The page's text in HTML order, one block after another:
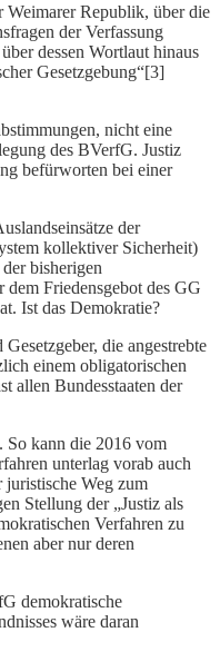
Weimarer Republik, über die
der Verfassung
dessen Wortlaut hinaus
Gesetzgebung“[3]
nicht eine
des BVerfG. Justiz
befürworten bei einer
der
kollektiver Sicherheit)
bisherigen
Friedensgebot des GG
Ist das Demokratie?
die angestrebte
einem obligatorischen
allen Bundesstaaten der
So kann die 2016 vom
unterlag vorab auch
juristische Weg zum
Stellung der „Justiz als
Verfahren zu
aber nur deren
demokratische
wäre daran